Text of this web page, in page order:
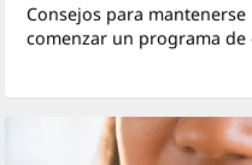
Consejos para
comenzar un programa